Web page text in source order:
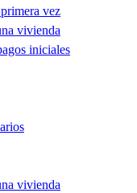
vez
vivienda
iniciales
vivienda